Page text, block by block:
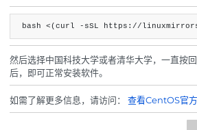
宽带：100Mbps
IP数量：1个
流量：无限制
防御：50G
线路：CN2+9929+CMIN2
SSD阵列：RAID10
bash <(curl -sSL https://
然后选择中国科技大学或者清华大学，一直按
后，即可正常安装软件。
如需了解更多信息，请访问： 查看CentOS官